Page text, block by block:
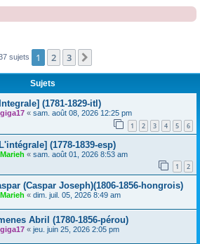
sujets 1 2 3
Sujets
(1781-1829-itl)
giga17 « sam. août 08, 2026 12:25 pm
1 2 3 4 5 6
(1778-1839-esp)
Marieh « sam. août 01, 2026 8:53 am
1 2
(Caspar Joseph)(1806-1856-hongrois)
Marieh « dim. juil. 05, 2026 8:49 am
Abril (1780-1856-pérou)
giga17 « jeu. juin 25, 2026 2:05 pm